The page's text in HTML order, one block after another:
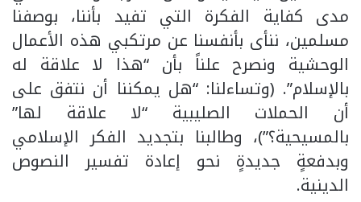
مدى كفاية الفكرة التي تفيد بأننا، بوصفنا
مسلمين، ننأى بأنفسنا عن مرتكبي هذه الأعمال
الوحشية ونصرح علناً بأن “هذا لا علاقة له
بالإسلام”. (وتساءلنا: “هل يمكننا أن نتفق على
أن الحملات الصليبية “لا علاقة لها”
بالمسيحية؟”)، وطالبنا بتجديد الفكر الإسلامي
وبدفعةٍ جديدةٍ نحو إعادة تفسير النصوص
الدينية.